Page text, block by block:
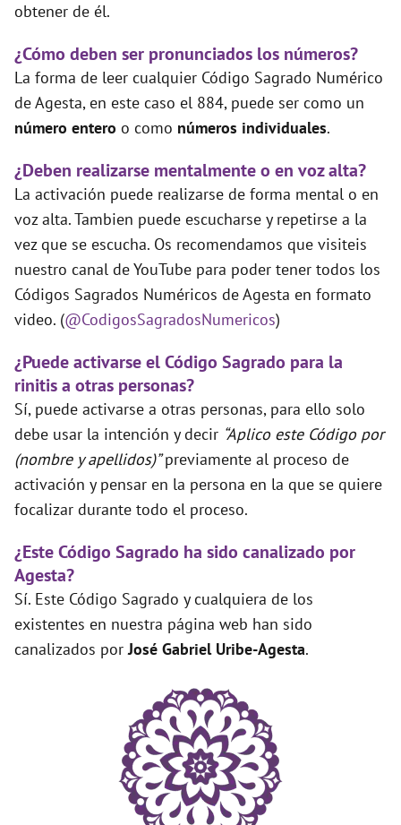
obtener de él.
¿Cómo deben ser pronunciados los números?
La forma de leer cualquier Código Sagrado Numérico
de Agesta, en este caso el 884, puede ser como un
número entero o como números individuales.
¿Deben realizarse mentalmente o en voz alta?
La activación puede realizarse de forma mental o en
voz alta. Tambien puede escucharse y repetirse a la
vez que se escucha. Os recomendamos que visiteis
nuestro canal de YouTube para poder tener todos los
Códigos Sagrados Numéricos de Agesta en formato
video. (@CodigosSagradosNumericos)
¿Puede activarse el Código Sagrado para la
rinitis a otras personas?
Sí, puede activarse a otras personas, para ello solo
debe usar la intención y decir “Aplico este Código por
(nombre y apellidos)”previamente al proceso de
activación y pensar en la persona en la que se quiere
focalizar durante todo el proceso.
¿Este Código Sagrado ha sido canalizado por
Agesta?
Sí. Este Código Sagrado y cualquiera de los
existentes en nuestra página web han sido
canalizados porJosé Gabriel Uribe-Agesta.